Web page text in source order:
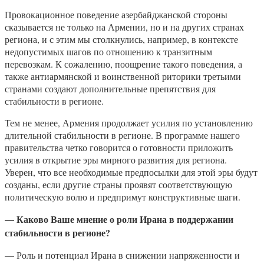
Провокационное поведение азербайджанской стороны
сказывается не только на Армении, но и на других странах
региона, и с этим мы столкнулись, например, в контексте
недопустимых шагов по отношению к транзитным
перевозкам. К сожалению, поощрение такого поведения, а
также антиармянской и воинственной риторики третьими
странами создают дополнительные препятствия для
стабильности в регионе.
Тем не менее, Армения продолжает усилия по установлению
длительной стабильности в регионе. В программе нашего
правительства четко говорится о готовности приложить
усилия в открытие эры мирного развития для региона.
Уверен, что все необходимые предпосылки для этой эры будут
созданы, если другие страны проявят соответствующую
политическую волю и предпримут конструктивные шаги.
— Каково Ваше мнение о роли Ирана в поддержании
стабильности в регионе?
— Роль и потенциал Ирана в снижении напряженности и